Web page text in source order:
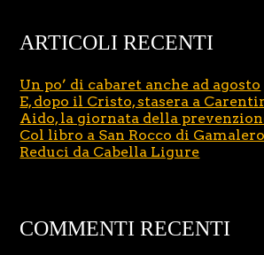
ARTICOLI RECENTI
Un po’ di cabaret anche ad agosto
E, dopo il Cristo, stasera a
Aido, la giornata della
Col libro a San Rocco di Gamalero
Reduci da Cabella Ligure
COMMENTI RECENTI